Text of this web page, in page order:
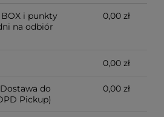
i punkty
na odbiór
0,00 zł
0,00 zł
do
Pickup)
0,00 zł